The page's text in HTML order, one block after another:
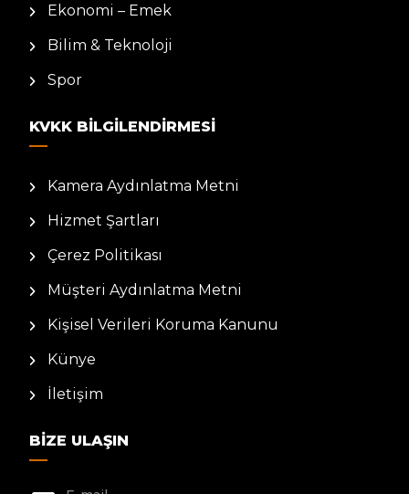
Ekonomi – Emek
Bilim & Teknoloji
Spor
KVKK BILGILENDIRMESI
Kamera Aydınlatma Metni
Hizmet Şartları
Çerez Politikası
Müşteri Aydınlatma Metni
Kişisel Verileri Koruma Kanunu
Künye
İletişim
BIZE ULAŞIN